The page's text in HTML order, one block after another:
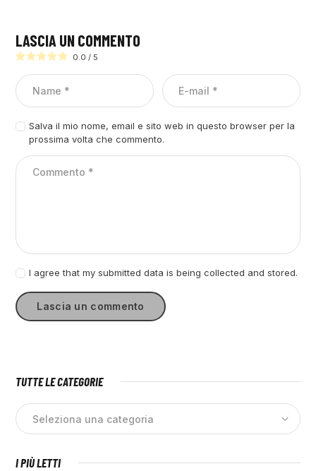
LASCIA UN COMMENTO
0.0 / 5
Salva il mio nome, email e sito web in questo browser per la
prossima volta che commento.
I agree that my submitted data is being collected and stored.
TUTTE LE CATEGORIE
I PIÙ LETTI